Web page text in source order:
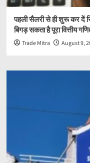
पहली सैलरी से ही शुरू कर दें
बिगड़ सकता है पूरा वित्तीय
Trade Mitra August 9,